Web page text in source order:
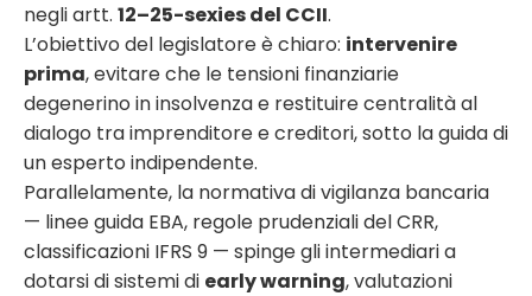
negli artt. 12–25-sexies del CCII.
L’obiettivo del legislatore è chiaro: intervenire
prima, evitare che le tensioni finanziarie
degenerino in insolvenza e restituire centralità al
dialogo tra imprenditore e creditori, sotto la guida di
un esperto indipendente.
Parallelamente, la normativa di vigilanza bancaria
— linee guida EBA, regole prudenziali del CRR,
classificazioni IFRS 9 — spinge gli intermediari a
dotarsi di sistemi di early warning, valutazioni